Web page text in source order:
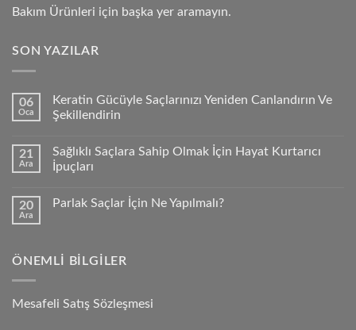
Bakım Ürünleri için başka yer aramayın.
SON YAZILAR
06
Oca
Keratin Gücüyle Saçlarınızı Yeniden Canlandırın Ve
Şekillendirin
21
Ara
Sağlıklı Saçlara Sahip Olmak İçin Hayat Kurtarıcı
İpuçları
20
Ara
Parlak Saçlar İçin Ne Yapılmalı?
ÖNEMLI BILGILER
Mesafeli Satış Sözleşmesi